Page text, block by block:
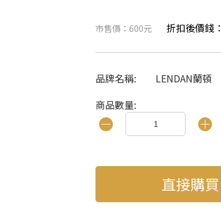
市售價：600元 折扣後價錢：
品牌名稱:
LENDAN蘭頓
商品數量:
直接購買